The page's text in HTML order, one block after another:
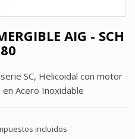
AIG - SCH
SC, Helicoidal con motor
Acero Inoxidable
incluidos